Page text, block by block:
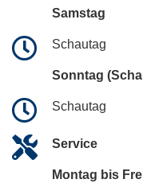
Samstag
Schautag
Sonntag
Schautag
Service
Montag bis